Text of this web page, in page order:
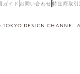
ガイド お問い合わせ 特定商取引
TOKYO DESIGN CHANNEL